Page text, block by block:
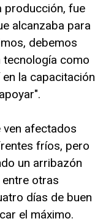
producción, fue
alcanzaba para
debemos
como
la capacitación
ven afectados
fríos, pero
un arribazón
otras
días de buen
el máximo.